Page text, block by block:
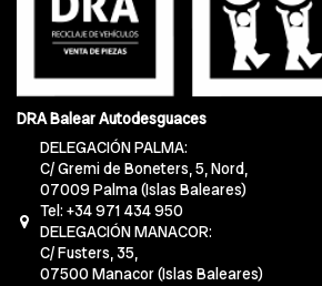
DRA Balear Autodesguaces
DELEGACIÓN PALMA:
C/ Gremi de Boneters, 5, Nord,
07009 Palma (Islas Baleares)
Tel: +34 971 434 950
DELEGACIÓN MANACOR:
C/ Fusters, 35,
07500 Manacor (Islas Baleares)